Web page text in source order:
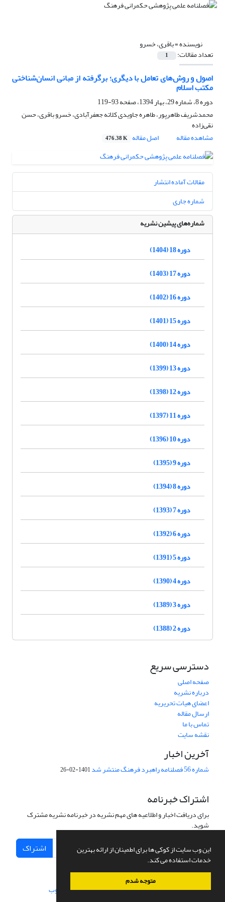
این وب سایت از کوکی ها برای اطمینان از ارائه بهترین
خدمات استفاده می کند.
متوجه شدم
نویسنده =باقری، خسرو
تعداد مقالات: 1
اصول و روش‌های تعامل با دیگری؛ برگرفته از مبانی انسان‌شناختی
مکتب اسلام
دوره 8، شماره 29، بهار 1394، صفحه
93-119
محمدشریف طاهرپور، طاهره جاویدی کلاته جعفرآبادی، خسرو باقری، حسن
نقی‌زاده
مشاهده مقاله
اصل مقاله 476.38 K
مقالات آماده انتشار
شماره جاری
شماره‌های پیشین نشریه
دوره 18 (1404)
دوره 17 (1403)
دوره 16 (1402)
دوره 15 (1401)
دوره 14 (1400)
دوره 13 (1399)
دوره 12 (1398)
دوره 11 (1397)
دوره 10 (1396)
دوره 9 (1395)
دوره 8 (1394)
دوره 7 (1393)
دوره 6 (1392)
دوره 5 (1391)
دوره 4 (1390)
دوره 3 (1389)
دوره 2 (1388)
دسترسی سریع
صفحه اصلی
درباره نشریه
اعضای هیات تحریریه
ارسال مقاله
تماس با ما
نقشه سایت
آخرین اخبار
شماره 56 فصلنامه راهبرد فرهنگ منتشر شد 1401-02-26
اشتراک خبرنامه
برای دریافت اخبار و اطلاعیه های مهم نشریه در خبرنامه نشریه مشترک
شوید.
اشتراک
سامانه مدیریت نشریات علمی.طراحی و پیاده سازی از سیناوب